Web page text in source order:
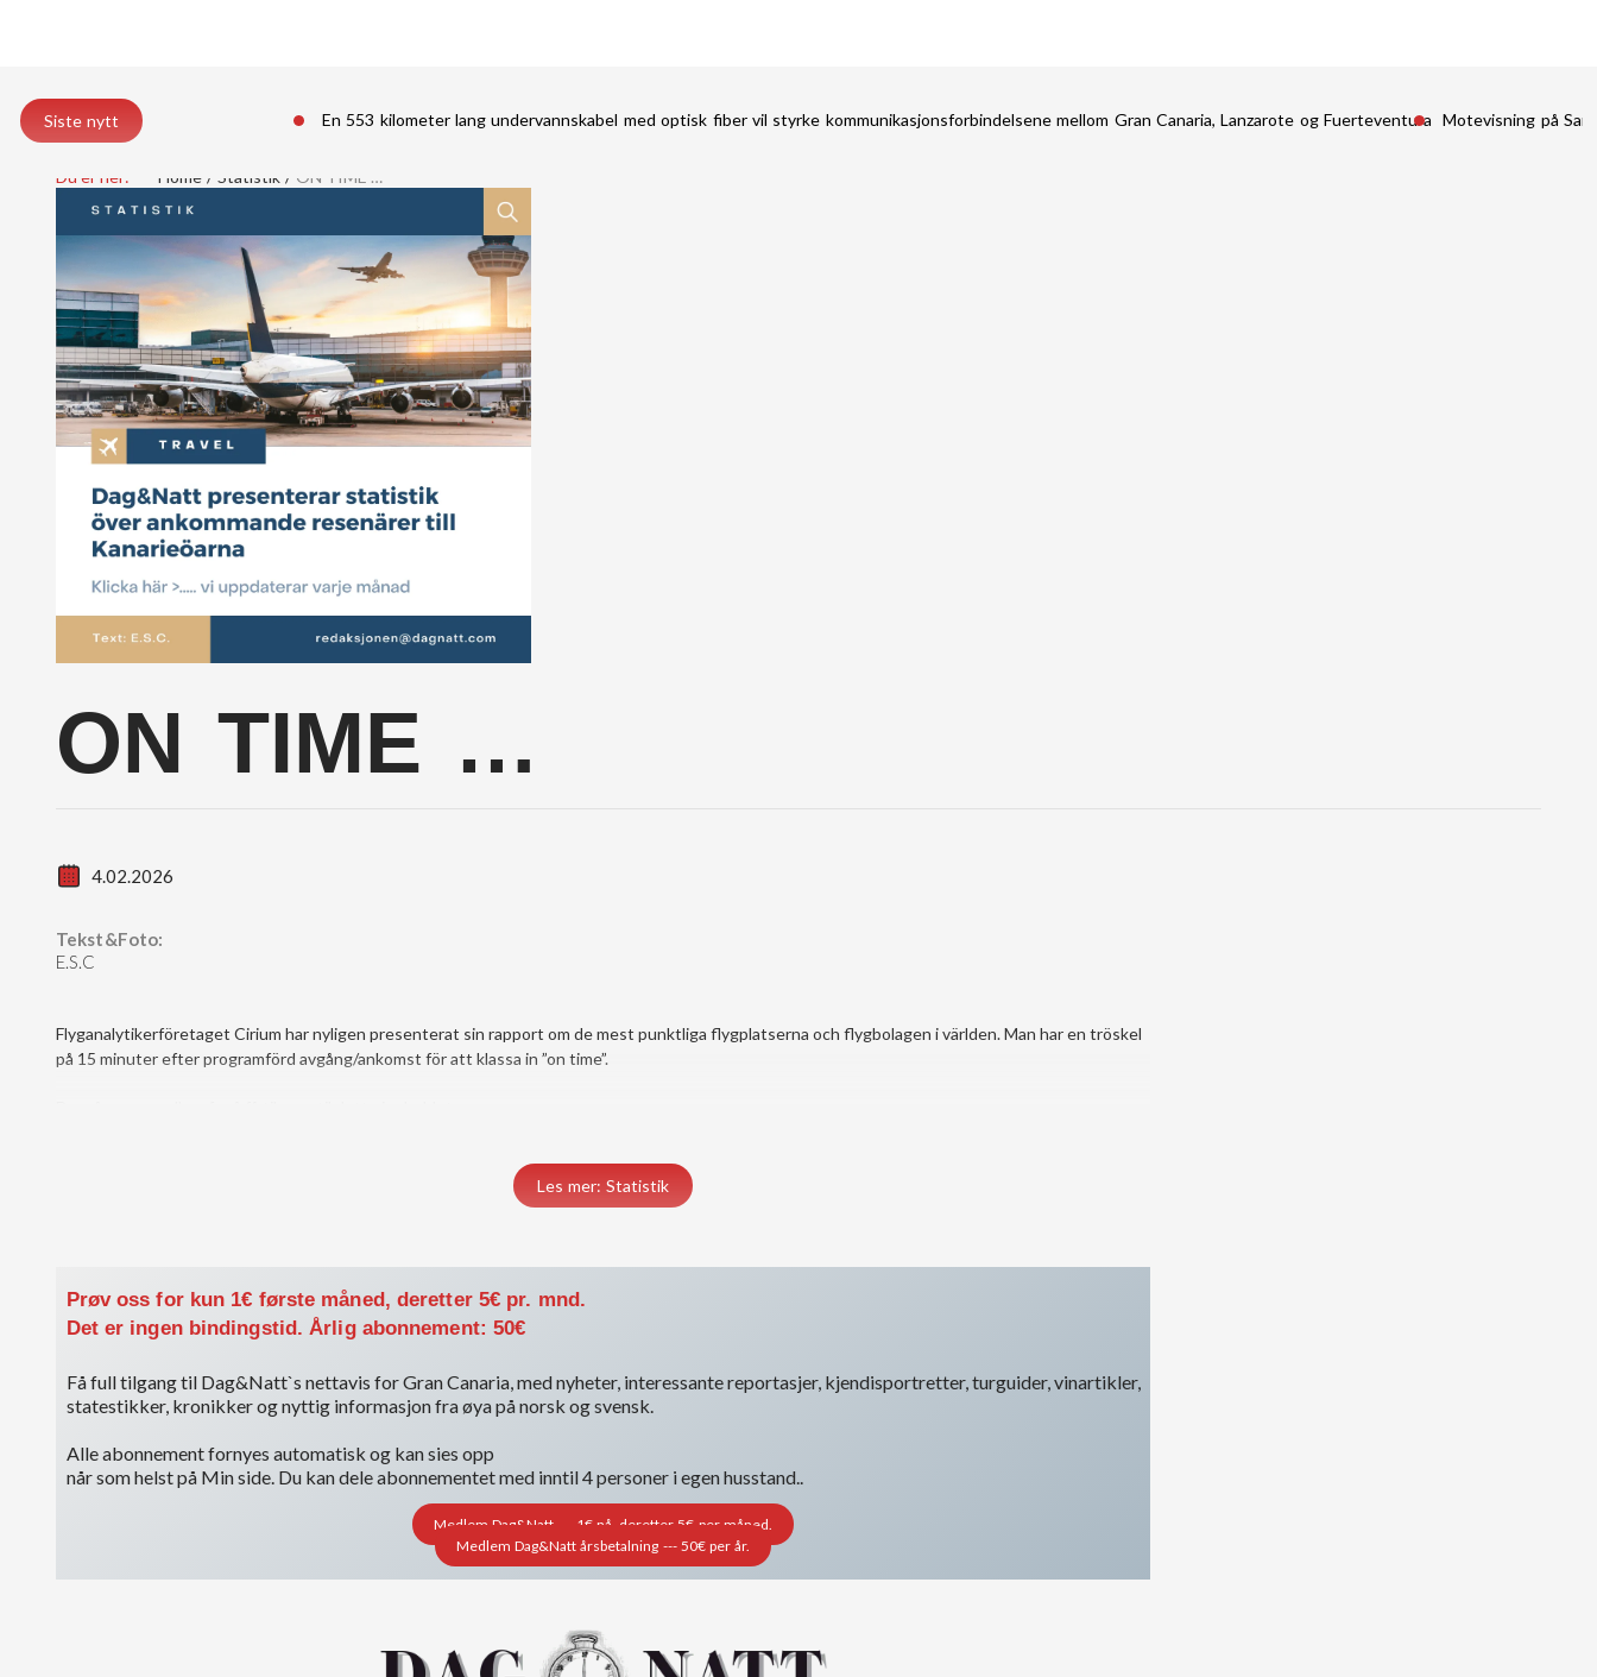
Siste nytt En 553 kilometer lang undervannskabel med optisk fiber vil styrke kommunikasjonsforbindelsene mellom Gran Canaria, Lanzarote og Fuerteventura Motevisning på
Du er her: Home Statistik ON TIME …
ON TIME …
4.02.2026
Tekst&Foto:
E.S.C
Flyganalytikerföretaget Cirium har nyligen presenterat sin rapport om de mest punktliga flygplatserna och flygbolagen i världen. Man har en tröskel
på 15 minuter efter programförd avgång/ankomst för att klassa in ”on time”.
Les mer: Statistik
Prøv oss for kun 1€ første måned, deretter 5€ pr. mnd.
Det er ingen bindingstid. Årlig abonnement: 50€
Få full tilgang til Dag&Natt`s nettavis for Gran Canaria, med nyheter, interessante reportasjer, kjendisportretter, turguider, vinartikler,
statestikker, kronikker og nyttig informasjon fra øya på norsk og svensk.
Alle abonnement fornyes automatisk og kan sies opp
når som helst på Min side. Du kan dele abonnementet med inntil 4 personer i egen husstand..
Medlem Dag&Natt --- 1€ nå, deretter 5€ per måned.
Medlem Dag&Natt årsbetalning --- 50€ per år.